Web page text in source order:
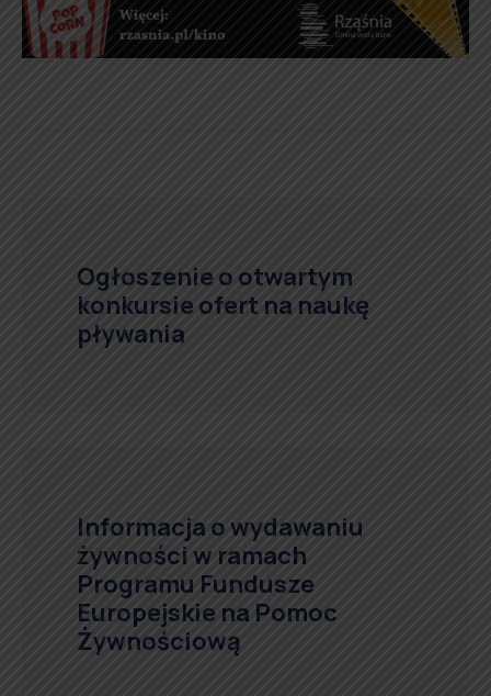
Ogłoszenie o otwartym
konkursie ofert na naukę
pływania
Informacja o wydawaniu
żywności w ramach
Programu Fundusze
Europejskie na Pomoc
Żywnościową